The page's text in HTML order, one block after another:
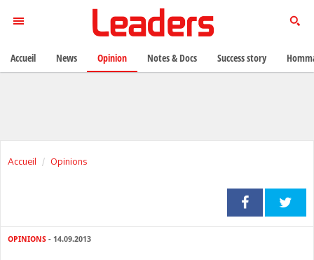
Accueil Opinions
OPINIONS - 14.09.2013
Accueil News Opinion Notes & Docs Success story